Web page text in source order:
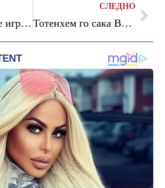
Реал Мадрид ќе игра во Евролигата
СЛЕДНО
Тотенхем го сака Ван Хеке – Брајтон бара 80 милиони евра